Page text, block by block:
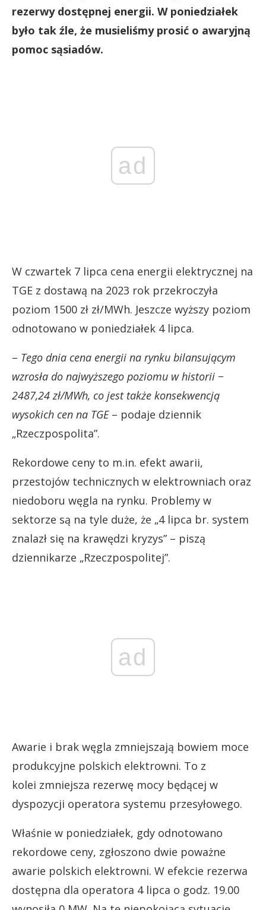
rezerwy dostępnej energii. W poniedziałek
było tak źle, że musieliśmy prosić o awaryjną
pomoc sąsiadów.
ad
W czwartek 7 lipca cena energii elektrycznej na
TGE z dostawą na 2023 rok przekroczyła
poziom 1500 zł zł/MWh. Jeszcze wyższy poziom
odnotowano w poniedziałek 4 lipca.
– Tego dnia cena energii na rynku bilansującym
wzrosła do najwyższego poziomu w historii −
2487,24 zł/MWh, co jest także konsekwencją
wysokich cen na TGE– podaje dziennik
„Rzeczpospolita”.
Rekordowe ceny to m.in. efekt awarii,
przestojów technicznych w elektrowniach oraz
niedoboru węgla na rynku. Problemy w
sektorze są na tyle duże, że „4 lipca br. system
znalazł się na krawędzi kryzys” – piszą
dziennikarze „Rzeczpospolitej”.
ad
Awarie i brak węgla zmniejszają bowiem moce
produkcyjne polskich elektrowni. To z
kolei zmniejsza rezerwę mocy będącej w
dyspozycji operatora systemu przesyłowego.
Właśnie w poniedziałek, gdy odnotowano
rekordowe ceny, zgłoszono dwie poważne
awarie polskich elektrowni. W efekcie rezerwa
dostępna dla operatora 4 lipca o godz. 19.00